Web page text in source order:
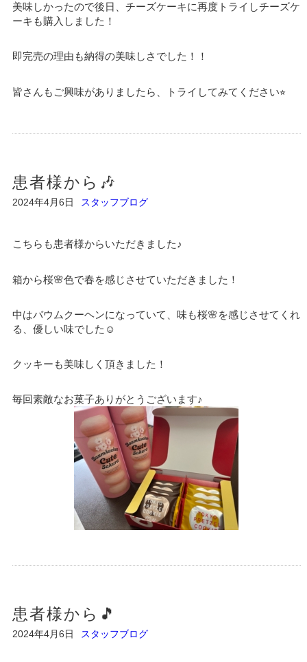
美味しかったので後日、チーズケーキに再度トライしチーズケ
ーキも購入しました！
即完売の理由も納得の美味しさでした！！
皆さんもご興味がありましたら、トライしてみてください⭐︎
患者様から🎶
2024年4月6日 スタッフブログ
こちらも患者様からいただきました♪
箱から桜🌸色で春を感じさせていただきました！
中はバウムクーヘンになっていて、味も桜🌸を感じさせてくれ
る、優しい味でした☺️
クッキーも美味しく頂きました！
毎回素敵なお菓子ありがとうございます♪
患者様から🎵
2024年4月6日 スタッフブログ